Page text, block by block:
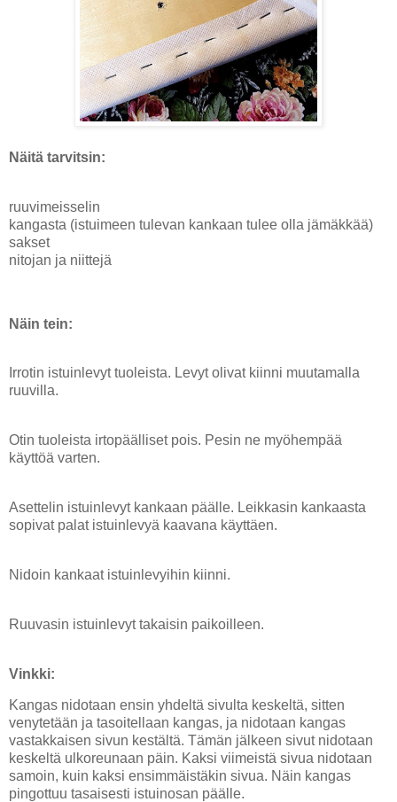
Näitä tarvitsin:
ruuvimeisselin
kangasta (istuimeen tulevan kankaan tulee olla jämäkkää)
sakset
nitojan ja niittejä
Näin tein:
Irrotin istuinlevyt tuoleista. Levyt olivat kiinni muutamalla
ruuvilla.
Otin tuoleista irtopäälliset pois. Pesin ne myöhempää
käyttöä varten.
Asettelin istuinlevyt kankaan päälle. Leikkasin kankaasta
sopivat palat istuinlevyä kaavana käyttäen.
Nidoin kankaat istuinlevyihin kiinni.
Ruuvasin istuinlevyt takaisin paikoilleen.
Vinkki:
Kangas nidotaan ensin yhdeltä sivulta keskeltä, sitten
venytetään ja tasoitellaan kangas, ja nidotaan kangas
vastakkaisen sivun kestältä. Tämän jälkeen sivut nidotaan
keskeltä ulkoreunaan päin. Kaksi viimeistä sivua nidotaan
samoin, kuin kaksi ensimmäistäkin sivua. Näin kangas
pingottuu tasaisesti istuinosan päälle.